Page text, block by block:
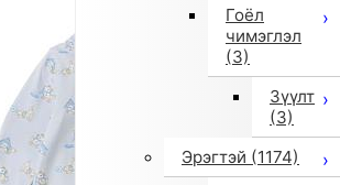
Гоёл
чимэглэл
(3)
Зүүлт
(3)
Эрэгтэй (1174)